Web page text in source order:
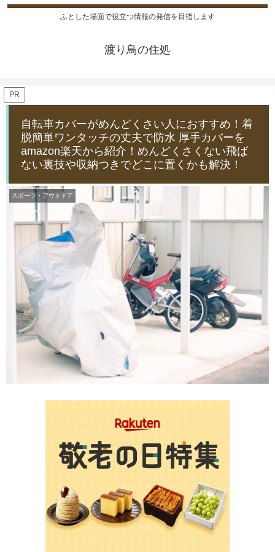
ふとした場面で役立つ情報の発信を目指します
渡り鳥の住処
PR
自転車カバーがめんどくさい人におすすめ！着
脱簡単ワンタッチの丈夫で防水 厚手カバーを
amazon楽天から紹介！めんどくさくない飛ば
ない裏技や収納つきでどこに置くかも解決！
スポーツ・アウトドア